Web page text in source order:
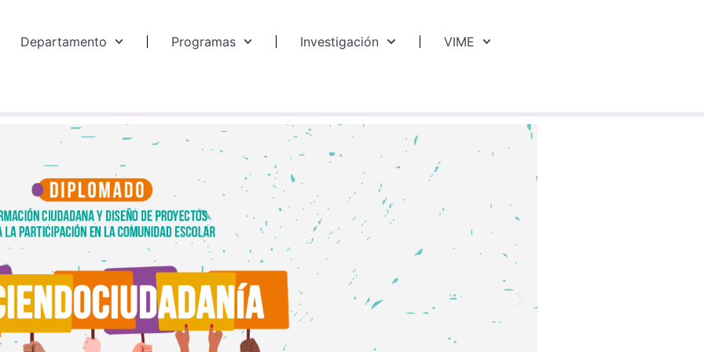
Departamento Programas Investigación VIME